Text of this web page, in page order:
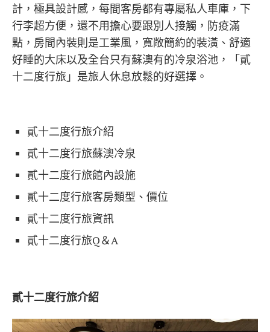
計，極具設計感，每間客房都有專屬私人車庫，下
行李超方便，還不用擔心要跟別人接觸，防疫滿
點，房間內裝則是工業風，寬敞簡約的裝潢、舒適
好睡的大床以及全台只有蘇澳有的冷泉浴池，
「貳
十二度行旅 」 是旅人休息放鬆的好選擇。
貳十二度行旅介紹
貳十二度行旅蘇澳冷泉
貳十二度行旅館內設施
貳十二度行旅客房類型、價位
貳十二度行旅資訊
貳十二度行旅Q＆A
貳十二度行旅介紹